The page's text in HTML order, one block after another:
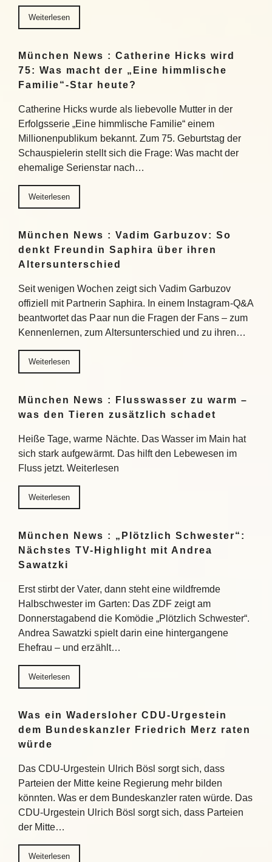
Weiterlesen
München News : Catherine Hicks wird
75: Was macht der „Eine himmlische
Familie“-Star heute?
Catherine Hicks wurde als liebevolle Mutter in der
Erfolgsserie „Eine himmlische Familie“ einem
Millionenpublikum bekannt. Zum 75. Geburtstag der
Schauspielerin stellt sich die Frage: Was macht der
ehemalige Serienstar nach…
Weiterlesen
München News : Vadim Garbuzov: So
denkt Freundin Saphira über ihren
Altersunterschied
Seit wenigen Wochen zeigt sich Vadim Garbuzov
offiziell mit Partnerin Saphira. In einem Instagram-Q&A
beantwortet das Paar nun die Fragen der Fans – zum
Kennenlernen, zum Altersunterschied und zu ihren…
Weiterlesen
München News : Flusswasser zu warm –
was den Tieren zusätzlich schadet
Heiße Tage, warme Nächte. Das Wasser im Main hat
sich stark aufgewärmt. Das hilft den Lebewesen im
Fluss jetzt. Weiterlesen
Weiterlesen
München News : „Plötzlich Schwester“:
Nächstes TV-Highlight mit Andrea
Sawatzki
Erst stirbt der Vater, dann steht eine wildfremde
Halbschwester im Garten: Das ZDF zeigt am
Donnerstagabend die Komödie „Plötzlich Schwester“.
Andrea Sawatzki spielt darin eine hintergangene
Ehefrau – und erzählt…
Weiterlesen
Was ein Wadersloher CDU-Urgestein
dem Bundeskanzler Friedrich Merz raten
würde
Das CDU-Urgestein Ulrich Bösl sorgt sich, dass
Parteien der Mitte keine Regierung mehr bilden
könnten. Was er dem Bundeskanzler raten würde. Das
CDU-Urgestein Ulrich Bösl sorgt sich, dass Parteien
der Mitte…
Weiterlesen